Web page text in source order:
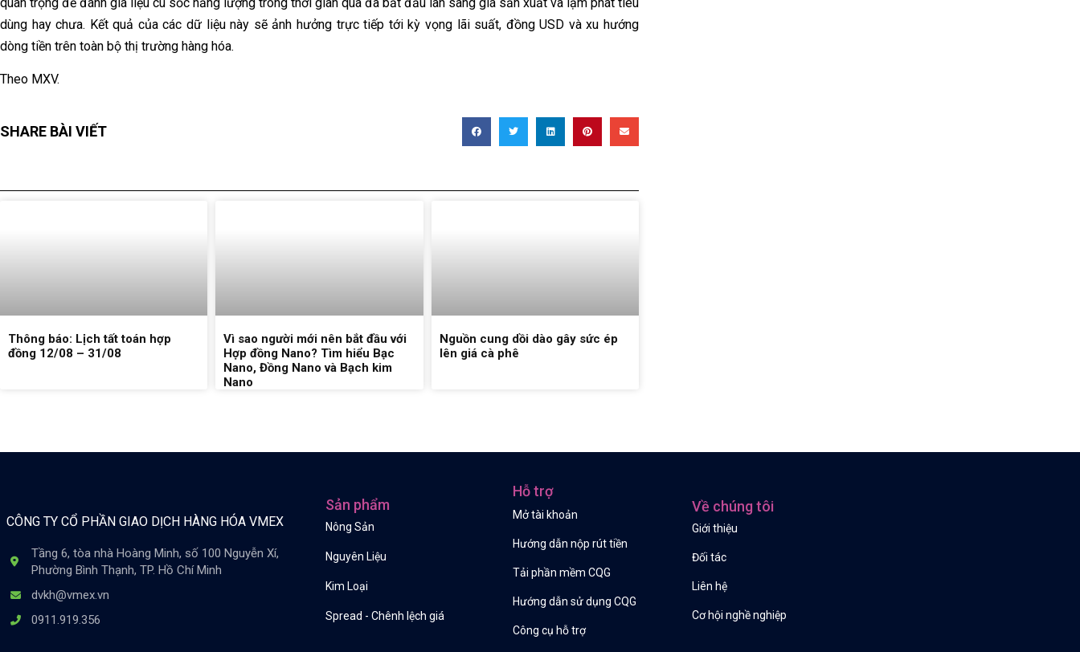
dùng hay chưa. Kết quả của các dữ liệu này sẽ ảnh hưởng trực tiếp tới kỳ vọng lãi suất, đồng USD và xu hướng
dòng tiền trên toàn bộ thị trường hàng hóa.
Theo MXV.
SHARE BÀI VIẾT
Thông báo: Lịch tất toán hợp
đồng 12/08 – 31/08
Vì sao người mới nên bắt đầu với
Hợp đồng Nano? Tìm hiểu Bạc
Nano, Đồng Nano và Bạch kim
Nano
Nguồn cung dồi dào gây sức ép
lên giá cà phê
CÔNG TY CỔ PHẦN GIAO DỊCH HÀNG HÓA VMEX
Tầng 6, tòa nhà Hoàng Minh, số 100 Nguyễn Xí,
Phường Bình Thạnh, TP. Hồ Chí Minh
dvkh@vmex.vn
0911.919.356
Sản phẩm
Nông Sản
Nguyên Liệu
Kim Loại
Spread - Chênh lệch giá
Hỗ trợ
Mở tài khoản
Hướng dẫn nộp rút tiền
Tải phần mềm CQG
Hướng dẫn sử dụng CQG
Công cụ hỗ trợ
Về chúng tôi
Giới thiệu
Đối tác
Liên hệ
Cơ hội nghề nghiệp